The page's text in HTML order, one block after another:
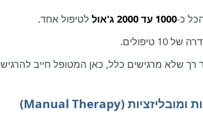
כ-1000 עד 2000 ג'אול
לטיפול אחד.
רך שלא מרגישים כלל, כאן המטופל חייב להרגיש